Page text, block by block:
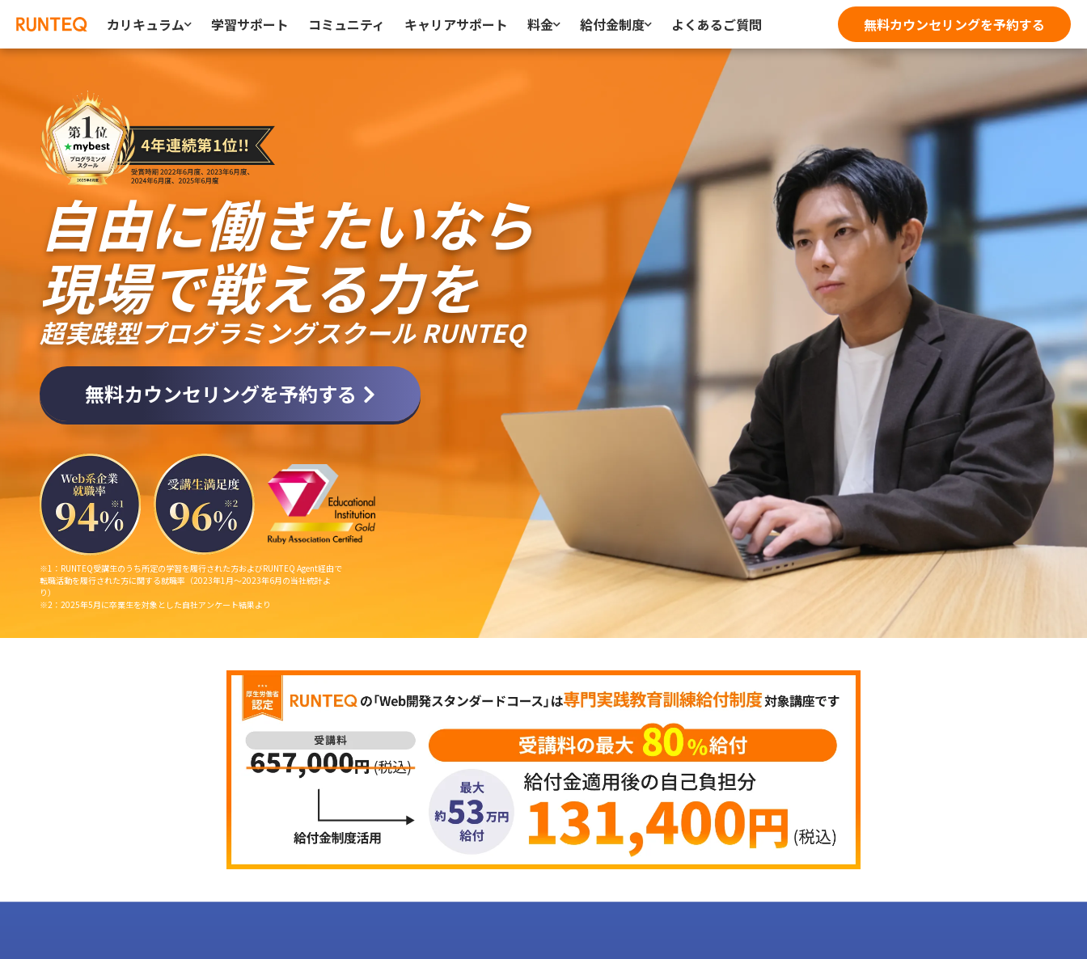
カリキュラム 学習サポート コミュニティ キャリアサポート 料金 給付金制度 よくあるご質問 無料カウンセリングを予約する
自由に働きたいなら
現場で戦える力を
超実践型プログラミングスクール RUNTEQ
無料カウンセリングを予約する
※1：RUNTEQ受講生のうち所定の学習を履行された方およびRUNTEQ Agent経由で
転職活動を履行された方に関する就職率（2023年1月〜2023年6月の当社統計よ
り）
※2：2025年5月に卒業生を対象とした自社アンケート結果より